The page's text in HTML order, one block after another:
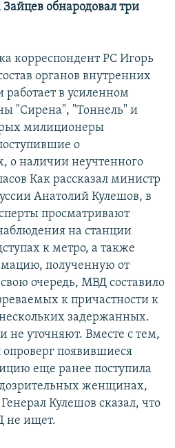
обнародовал три
корреспондент РС Игорь
органов внутренних
работает в усиленном
"Сирена", "Тоннель" и
милиционеры
о
о наличии неучтенного
Как рассказал министр
Анатолий Кулешов, в
просматривают
на станции
к метро, а также
полученную от
очередь, МВД составило
к причастности к
задержанных.
не уточняют. Вместе с тем,
появившиеся
еще ранее поступила
женщинах,
Кулешов сказал, что
не ищет.